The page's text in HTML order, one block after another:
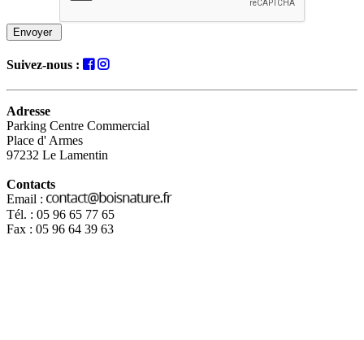
Envoyer
Suivez-nous :
Adresse
Parking Centre Commercial
Place d' Armes
97232 Le Lamentin
Contacts
Email :
Tél. : 05 96 65 77 65
Fax : 05 96 64 39 63